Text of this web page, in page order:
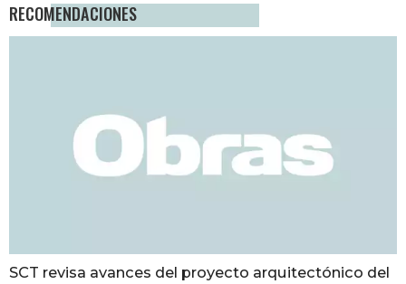
RECOMENDACIONES
SCT revisa avances del proyecto arquitectónico del